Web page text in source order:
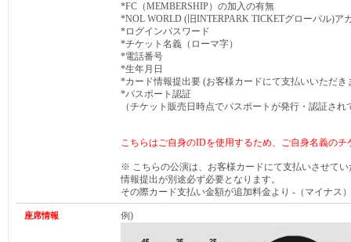
*FC（MEMBERSHIP）の加入の有無
*NOL WORLD (旧INTERPARK TICKETグローバル)ア
*ログインパスワード
*チケット名義（ローマ字）
*電話番号
*生年月日
*カード情報提出要 (お客様カードにて支払いいただき
*パスポート認証
（チケット販売日時点でパスポートが発行・認証さ
こちらはご自身のIDを使用するため、ご自身名義のチ
※ こちらの公演は、お客様カードにて支払いさせて
情報提出が別途必ず必要となります。
その際カード支払い金額が追加料金より -（マイナス
座席情報 例)